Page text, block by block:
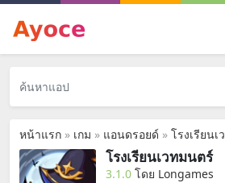
หน้าแรก » เกม » แอนดรอยด์ » โรงเรียน
โรงเรียนเวทมนตร์
3.1.0 โดย Longames